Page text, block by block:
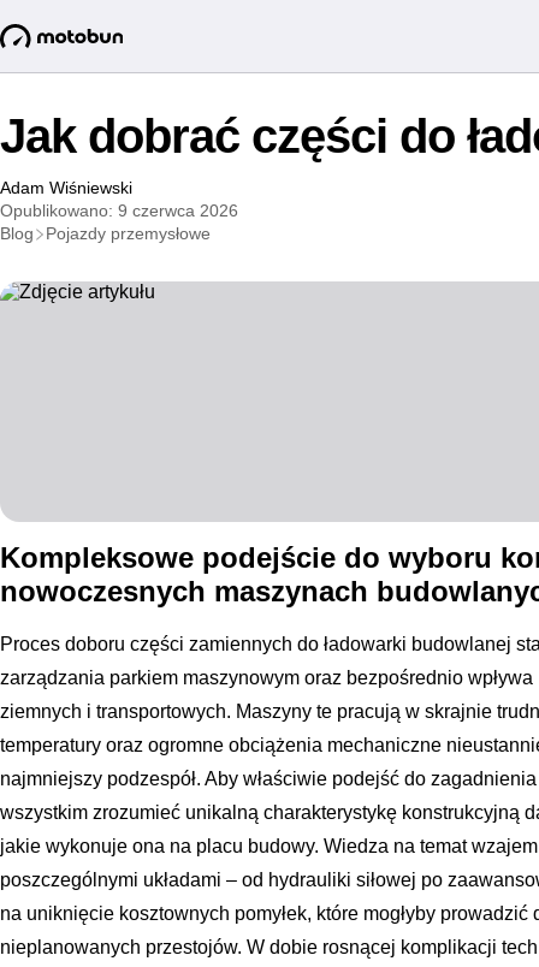
Jak dobrać części do
Adam Wiśniewski
Opublikowano: 9 czerwca 2026
Blog
Pojazdy przemysłowe
Kompleksowe podejście do wyboru
nowoczesnych maszynach
Proces doboru części zamiennych do ładowarki budowlanej
zarządzania parkiem maszynowym oraz bezpośrednio
ziemnych i transportowych. Maszyny te pracują w skrajnie
temperatury oraz ogromne obciążenia mechaniczne
najmniejszy podzespół. Aby właściwie podejść do
wszystkim zrozumieć unikalną charakterystykę konstrukcyjną
jakie wykonuje ona na placu budowy. Wiedza na temat
poszczególnymi układami – od hydrauliki siłowej po
na uniknięcie kosztownych pomyłek, które mogłyby
nieplanowanych przestojów. W dobie rosnącej komplikacji